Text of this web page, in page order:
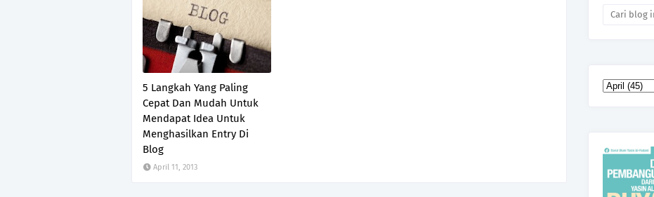
5 Langkah Yang Paling
Cepat Dan Mudah Untuk
Mendapat Idea Untuk
Menghasilkan Entry Di
Blog
April 11, 2013